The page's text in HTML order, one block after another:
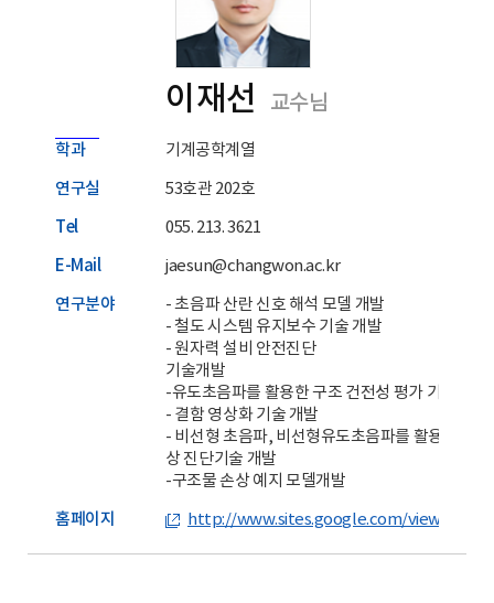
이재선 교수님
학과 기계공학계열
연구실 53호관 202호
Tel 055. 213. 3621
E-Mail jaesun@changwon.ac.kr
연구분야
- 초음파 산란 신호 해석 모델 개발
- 철도 시스템 유지보수 기술 개발
- 원자력 설비 안전진단
기술개발
-유도초음파를 활용한 구조 건전성 평가 기술 개발
- 결함 영상화 기술 개발
- 비선형 초음파, 비선형유도초음파를 활용한 재
상 진단기술 개발
-구조물 손상 예지 모델개발
홈페이지 http://www.sites.google.com/view/